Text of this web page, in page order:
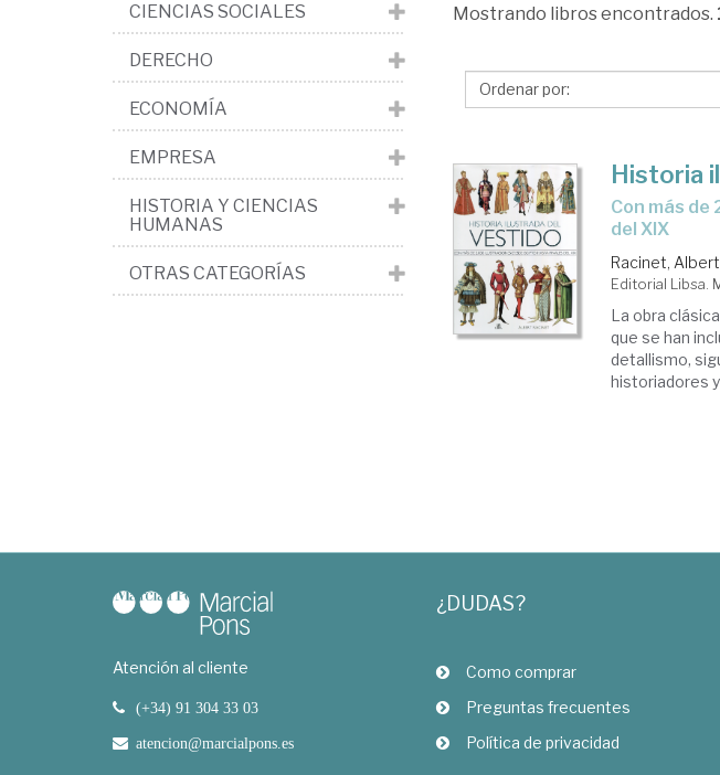
Racinet,
Mostrando libros encontrados.
Historia
con más de 2.000 ilustraciones desde Egipto hasta finales
del XIX
Racinet, Albert
Editorial Libsa.
La obra
que se han
detallismo,
historiadores
CIENCIAS SOCIALES
DERECHO
ECONOMÍA
EMPRESA
HISTORIA Y CIENCIAS
HUMANAS
OTRAS CATEGORÍAS
Atención al cliente
(+34) 91 304 33 03
atencion@marcialpons.es
¿DUDAS?
Como comprar
Preguntas frecuentes
Política de privacidad